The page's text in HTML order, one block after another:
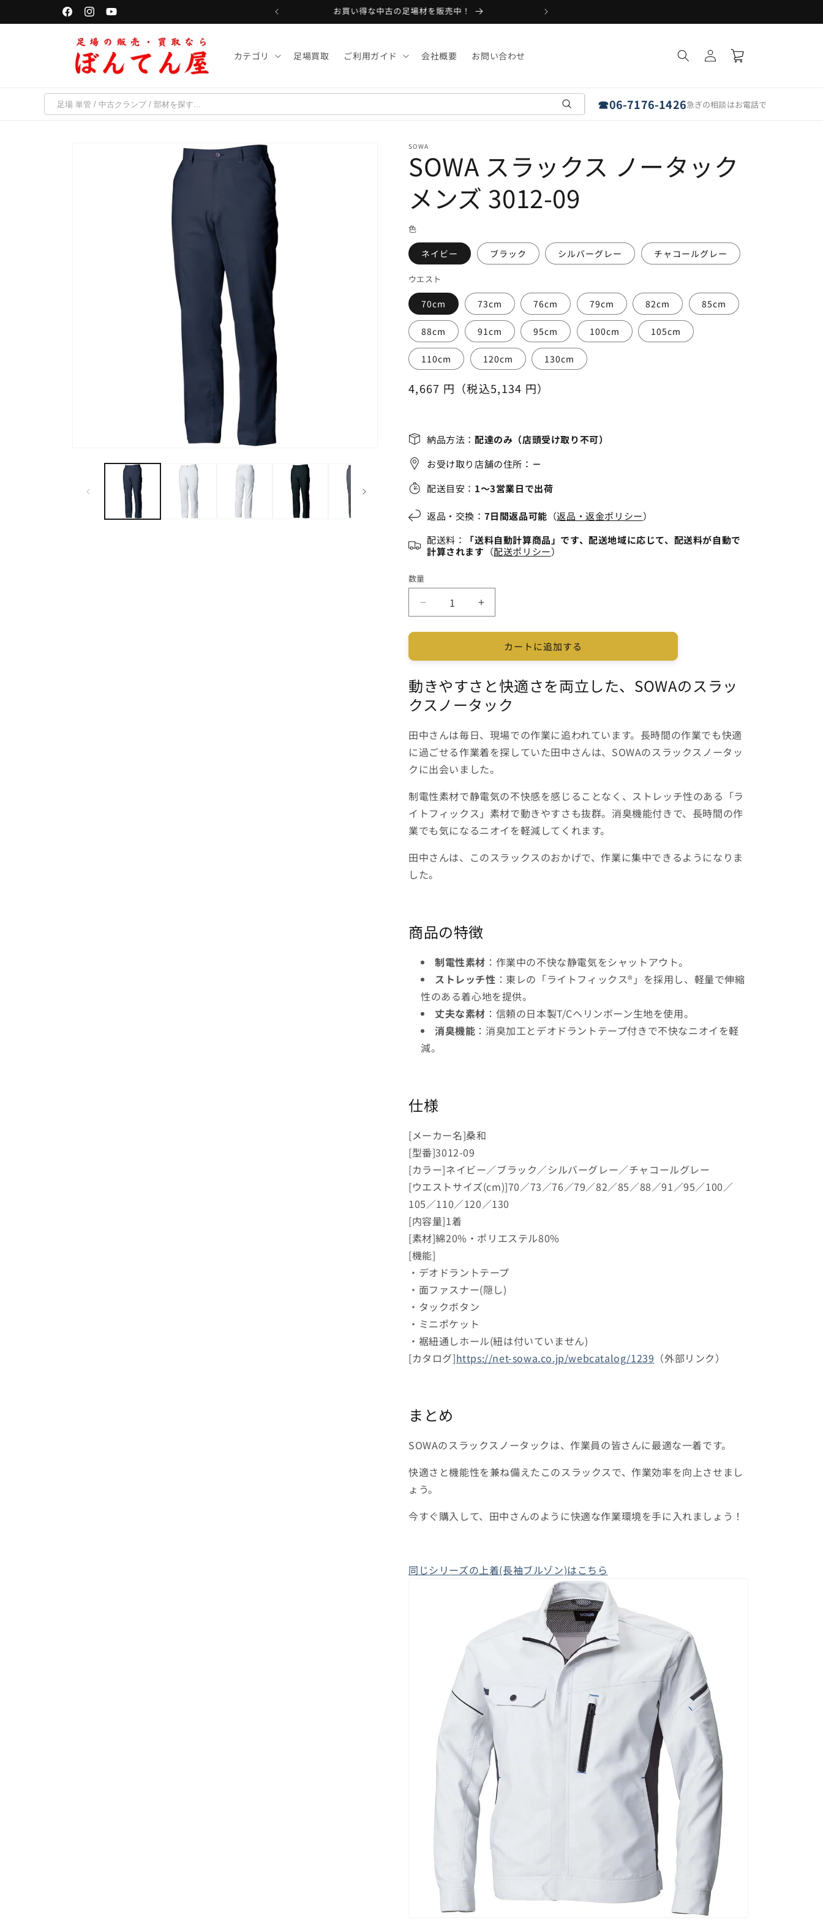
進む
FacebookInstagramYouTube
単管パイプは「千葉・京都・福岡・宮城」で受取可能 お買い得な中古の足場材を販売中！
カテゴリ 足場買取 ご利用ガイド 会社概要 お問い合わせ
グ
イ
ー
☎06-7176-1426急ぎの相談はお電話で
SOWA
SOWA スラックス ノータック
メンズ 3012-09
色
ネイビー ブラック シルバーグレー チャコールグレー
ウエスト
70cm 73cm 76cm 79cm 82cm 85cm
88cm 91cm 95cm 100cm 105cm
110cm 120cm 130cm
通
格
4,667 円（税込5,134 円）
納品方法： 配達のみ（店頭受け取り不可）
お受け取り店舗の住所： －
配送目安： 1～3営業日で出荷
返品・交換： 7日間返品可能 （返品・返金ポリシー）
配送料：
「送料自動計算商品」です、配送地域に応じて、配送料が自動で
計算されます （配送ポリシー）
数量
SOWA
ス
ノ
ー
ッ
ク
メ
ズ
3012-
09
の
数
量
を
す
SOWA
ス
ノ
ー
ッ
ク
メ
ズ
3012-
数
す
カートに追加する
動きやすさと快適さを両立した、SOWAのスラッ
クスノータック
田中さんは毎日、現場での作業に追われています。長時間の作業でも快適
に過ごせる作業着を探していた田中さんは、SOWAのスラックスノータッ
クに出会いました。
制電性素材で静電気の不快感を感じることなく、ストレッチ性のある「ラ
イトフィックス」素材で動きやすさも抜群。消臭機能付きで、長時間の作
業でも気になるニオイを軽減してくれます。
田中さんは、このスラックスのおかげで、作業に集中できるようになりま
した。
商品の特徴
制電性素材 ：作業中の不快な静電気をシャットアウト。
ストレッチ性 ：東レの「ライトフィックス®」を採用し、軽量で伸縮
性のある着心地を提供。
丈夫な素材 ：信頼の日本製T/Cヘリンボーン生地を使用。
消臭機能 ：消臭加工とデオドラントテープ付きで不快なニオイを軽
減。
仕様
[メーカー名]桑和
[型番]3012-09
[カラー]ネイビー／ブラック／シルバーグレー／チャコールグレー
[ウエストサイズ(cm)]70／73／76／79／82／85／88／91／95／100／
105／110／120／130
[内容量]1着
[素材]綿20%・ポリエステル80%
[機能]
・デオドラントテープ
・面ファスナー(隠し)
・タックボタン
・ミニポケット
・裾紐通しホール(紐は付いていません)
[カタログ]https://net-sowa.co.jp/webcatalog/1239 （外部リンク）
まとめ
SOWAのスラックスノータックは、作業員の皆さんに最適な一着です。
快適さと機能性を兼ね備えたこのスラックスで、作業効率を向上させまし
ょう。
今すぐ購入して、田中さんのように快適な作業環境を手に入れましょう！
同じシリーズの上着(長袖ブルゾン)はこちら